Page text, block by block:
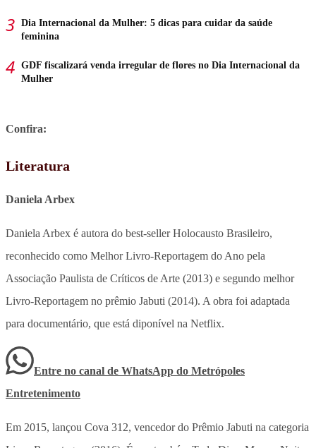
Dia Internacional da Mulher: 5 dicas para cuidar da saúde
feminina
GDF fiscalizará venda irregular de flores no Dia Internacional da
Mulher
Confira:
Literatura
Daniela Arbex
Daniela Arbex é autora do best-seller Holocausto Brasileiro,
reconhecido como Melhor Livro-Reportagem do Ano pela
Associação Paulista de Críticos de Arte (2013) e segundo melhor
Livro-Reportagem no prêmio Jabuti (2014). A obra foi adaptada
para documentário, que está diponível na Netflix.
Entre no canal de WhatsApp do Metrópoles
Entretenimento
Em 2015, lançou Cova 312, vencedor do Prêmio Jabuti na categoria